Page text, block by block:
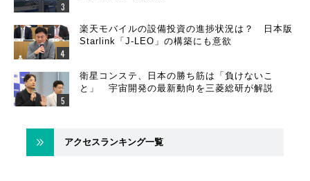
楽天モバイルの設備投資の進捗状況は？ 日本版
Starlink「J-LEO」の構築にも意欲
衛星コンステ、日本の勝ち筋は「負けないこ
と」 宇宙開発の最新動向を三菱総研が解説
アクセスランキング一覧